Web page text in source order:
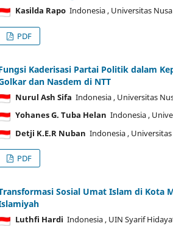
Kasilda Rapo Indonesia, Universitas
PDF
Kaderisasi Partai Politik dalam
dan Nasdem di NTT
Nurul Ash Sifa Indonesia, Universitas
Yohanes G. Tuba Helan Indonesia,
Detji K.E.R Nuban Indonesia,
PDF
Sosial Umat Islam di Kota
Luthfi Hardi Indonesia, UIN Syarif